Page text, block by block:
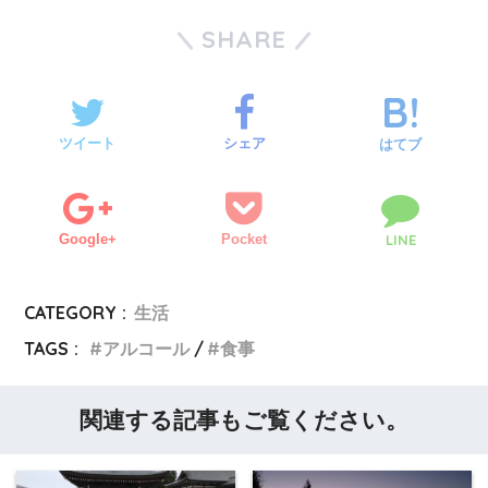
SHARE
ツイート シェア はてブ
Google+ Pocket LINE
CATEGORY : 生活
TAGS :
アルコール 食事
関連する記事もご覧ください。